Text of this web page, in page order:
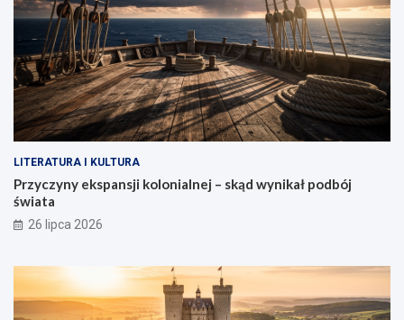
LITERATURA I KULTURA
Przyczyny ekspansji kolonialnej – skąd wynikał podbój
świata
26 lipca 2026